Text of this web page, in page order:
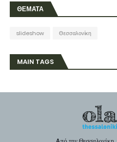
ΘΕΜΑΤΑ
slideshow Θεσσαλονίκη
MAIN TAGS